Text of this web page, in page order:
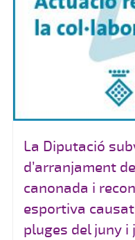
La Diputació
d’arranjament
canonada i
esportiva
pluges del juny i